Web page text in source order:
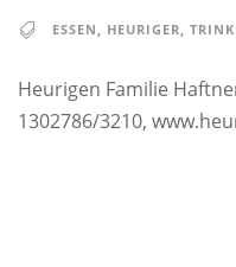
ESSEN HEURIGER
Heurigen Familie
1302786/3210,